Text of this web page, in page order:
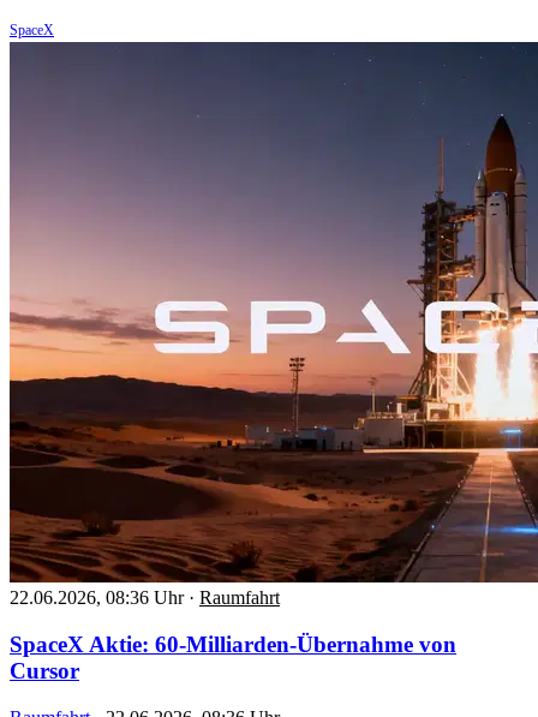
SpaceX
22.06.2026, 08:36 Uhr · Raumfahrt
SpaceX Aktie: 60-Milliarden-Übernahme von
Cursor